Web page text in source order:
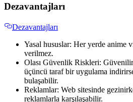
Dezavantajları
Dezavantajları
Yasal hususlar: Her yerde anime
verilmez.
Olası Güvenlik Riskleri:
üçüncü taraf bir uygulama
bulaşabilir.
Reklamlar: Web sitesinde
reklamlarla karşılaşabilir.